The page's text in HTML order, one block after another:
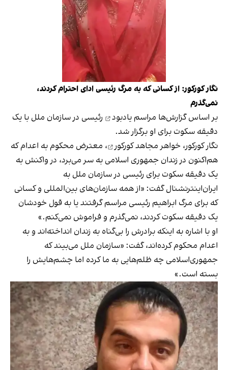
نگار کورکور: از کسانی که به مرگ رئیسی ادای احترام کردند،
نمی‌گذرم
بر اساس گزارش‌ها مراسم یادبود
رئیسی در سازمان ملل با یک
دقیقه سکوت برای او برگزار شد.
نگار کورکور، خواهرمجاهد کورکور
، معترض محکوم به اعدام که
هم‌اکنون در زندان جمهوری اسلامی به سر می‌برد، در واکنش به
یک دقیقه سکوت برای رئیسی در سازمان ملل به
ایران‌اینترنشنال گفت: «از همه سازمان‌های بین‌المللی و کسانی
که برای مرگ ابراهیم رئیسی مراسم گرفتند یا به قول خودشان
یک دقیقه سکوت کردند، نمی‌گذرم و فراموش نمی‌کنم.»
او با اشاره به اینکه برادرش را بی‌گناه به زندان انداخته‌اند و به
اعدام محکوم کرده‌اند، گفت: «سازمان ملل می‌بیند که
جمهوری‌اسلامی چه ظلم‌هایی به ما کرده اما چشم‌هایش را
بسته‌ است.»